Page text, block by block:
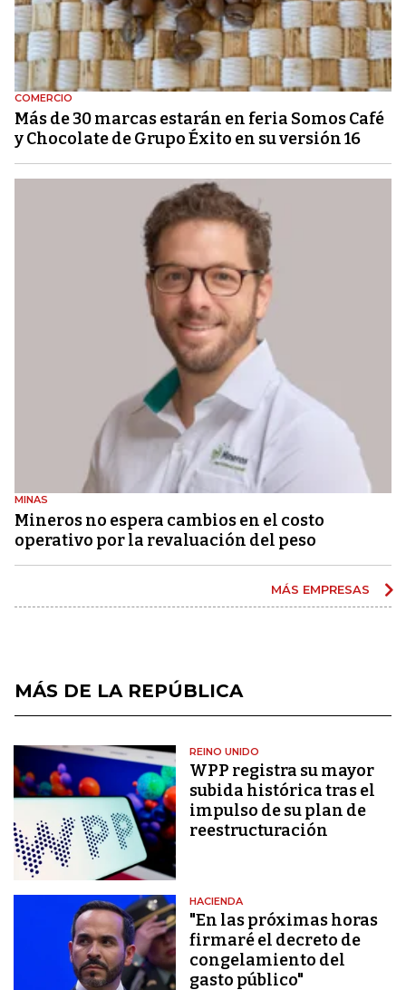
COMERCIO
Más de 30 marcas estarán en feria Somos Café
y Chocolate de Grupo Éxito en su versión 16
MINAS
Mineros no espera cambios en el costo
operativo por la revaluación del peso
MÁS EMPRESAS
MÁS DE LA REPÚBLICA
REINO UNIDO
WPP registra su mayor
subida histórica tras el
impulso de su plan de
reestructuración
HACIENDA
"En las próximas horas
firmaré el decreto de
congelamiento del
gasto público"